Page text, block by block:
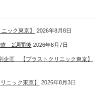
ック東京】 2026年8月8日
療 2週間後 2026年8月7日
画 【プラストクリニック東京】
ニック東京】 2026年8月3日